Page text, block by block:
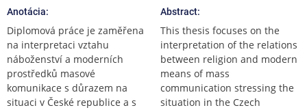
Anotácia:
Diplomová práce je zaměřena
na interpretaci vztahu
náboženství a moderních
prostředků masové
komunikace s důrazem na
situaci v České republice a s
Abstract:
This thesis focuses on the
interpretation of the relations
between religion and modern
means of mass
communication stressing the
situation in the Czech